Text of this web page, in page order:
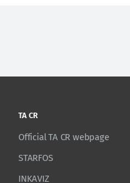
TA CR
Official TA CR webpage
STARFOS
INKAVIZ